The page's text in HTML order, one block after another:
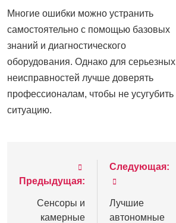
Многие ошибки можно устранить
самостоятельно с помощью базовых
знаний и диагностического
оборудования. Однако для серьезных
неисправностей лучше доверять
профессионалам, чтобы не усугубить
ситуацию.
Навигация
по
записям
Предыдущая:
Сенсоры и
камерные
Следующая:
Лучшие
автономные